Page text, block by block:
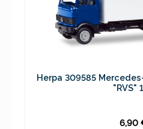
Herpa 309585
"RVS"
6,90